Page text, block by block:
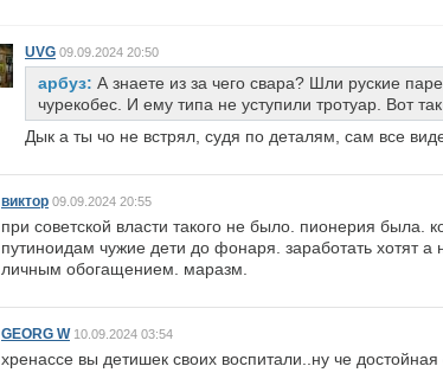
UVG 09.09.2024 20:50
арбуз: А знаете из за чего свара? Шли руские
чурекобес. И ему типа не уступили тротуар. Вот
Дык а ты чо не встрял, судя по деталям, сам все
виктор 09.09.2024 20:55
при советской власти такого не было. пионерия была.
путиноидам чужие дети до фонаря. заработать хотят
личным обогащением. маразм.
GEORG W10.09.2024 03:54
хренассе вы детишек своих воспитали..ну че